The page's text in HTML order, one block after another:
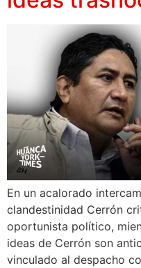
En un acalorado
clandestinidad Cerrón
oportunista político,
ideas de Cerrón son
vinculado al despacho